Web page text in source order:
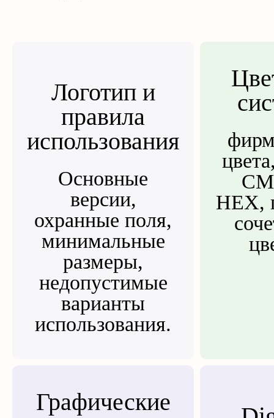
Логотип и
правила
использования
Основные
версии,
охранные поля,
минимальные
размеры,
недопустимые
варианты
использования.
HEX,
Графические